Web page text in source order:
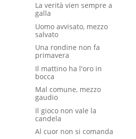
La verità vien sempre a
galla
Uomo avvisato, mezzo
salvato
Una rondine non fa
primavera
Il mattino ha l'oro in
bocca
Mal comune, mezzo
gaudio
Il gioco non vale la
candela
Al cuor non si comanda